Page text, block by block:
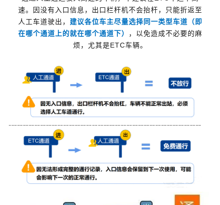
速。因没有入口信息，出口栏杆机不会抬杆，只能折返至
人工车道驶出， 建议各位车主尽量选择同一类型车道（即
在哪个通道上的就在哪个通道下）
，以免造成不必要的麻
烦，尤其是ETC车辆。